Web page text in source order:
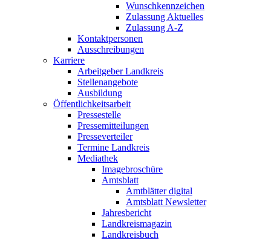
Wunschkennzeichen
Zulassung Aktuelles
Zulassung A-Z
Kontaktpersonen
Ausschreibungen
Karriere
Arbeitgeber Landkreis
Stellenangebote
Ausbildung
Öffentlichkeitsarbeit
Pressestelle
Pressemitteilungen
Presseverteiler
Termine Landkreis
Mediathek
Imagebroschüre
Amtsblatt
Amtblätter digital
Amtsblatt Newsletter
Jahresbericht
Landkreismagazin
Landkreisbuch